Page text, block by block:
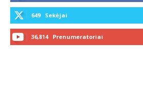
649 Sekėjai
36,814 Prenumeratoriai